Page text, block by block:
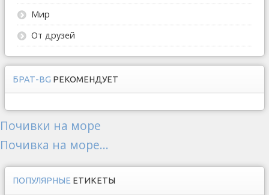
Мир
От друзей
БРАТ-BG РЕКОМЕНДУЕТ
Почивки на море
Почивка на море...
ПОПУЛЯРНЫЕ ЕТИКЕТЫ